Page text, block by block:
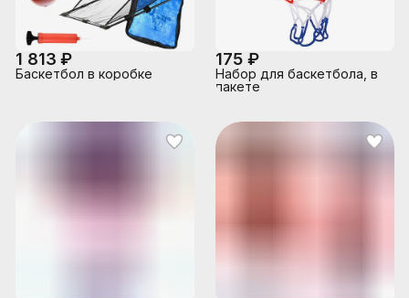
1 813 ₽
Баскетбол в коробке
175 ₽
Набор для баскетбола, в
пакете